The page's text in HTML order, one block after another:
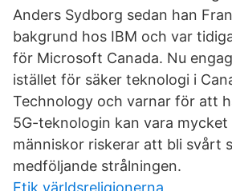
Anders Sydborg sedan han
bakgrund hos IBM och var
för Microsoft Canada. Nu
istället för säker teknologi i
Technology och varnar för att
5G-teknologin kan vara
människor riskerar att bli svårt
medföljande strålningen.
Etik världsreligionerna